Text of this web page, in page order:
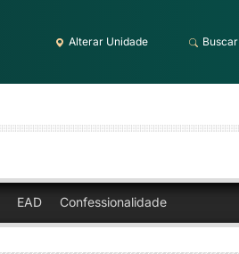
Alterar Unidade Buscar
EAD Confessionalidade